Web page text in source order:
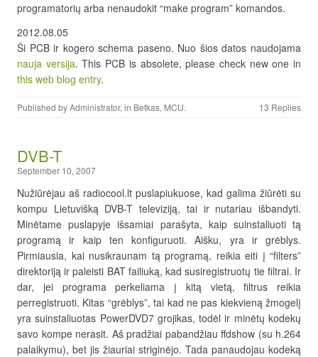
programatorių arba nenaudokit “make program” komandos.
2012.08.05
Ši PCB ir kogero schema paseno. Nuo šios datos naudojama
nauja versija. This PCB is absolete, please check new one in
this web blog entry.
Published byAdministrator, in Betkas, MCU. 13 Replies
DVB-T
September 10, 2007
Nužiūrėjau aš radiocool.lt puslapiukuose, kad galima žiūrėti su
kompu Lietuvišką DVB-T televiziją, tai ir nutariau išbandyti.
Minėtame puslapyje išsamiai parašyta, kaip suinstaliuoti tą
programą ir kaip ten konfiguruoti. Aišku, yra ir grėblys.
Pirmiausia, kai nusikraunam tą programą, reikia eiti į “filters”
direktoriją ir paleisti BAT failiuką, kad susiregistruotų tie filtrai. Ir
dar, jei programa perkeliama į kitą vietą, filtrus reikia
perregistruoti. Kitas “grėblys”, tai kad ne pas kiekvieną žmogelį
yra suinstaliuotas PowerDVD7 grojikas, todėl ir minėtų kodekų
savo kompe nerasit. Aš pradžiai pabandžiau ffdshow (su h.264
palaikymu), bet jis žiauriai striginėjo. Tada panaudojau kodeką